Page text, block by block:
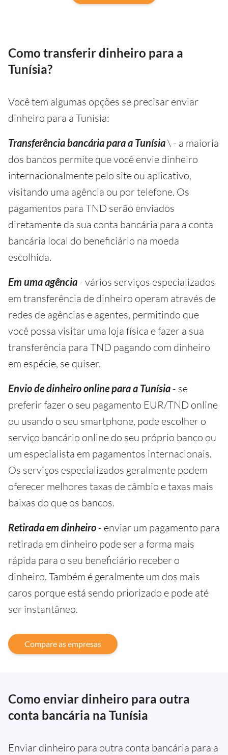
Como transferir dinheiro para a
Tunísia?
Você tem algumas opções se precisar enviar
dinheiro para a Tunísia:
Transferência bancária para a Tunísia\ - a maioria
dos bancos permite que você envie dinheiro
internacionalmente pelo site ou aplicativo,
visitando uma agência ou por telefone. Os
pagamentos para TND serão enviados
diretamente da sua conta bancária para a conta
bancária local do beneficiário na moeda
escolhida.
Em uma agência - vários serviços especializados
em transferência de dinheiro operam através de
redes de agências e agentes, permitindo que
você possa visitar uma loja física e fazer a sua
transferência para TND pagando com dinheiro
em espécie, se quiser.
Envio de dinheiro online para a Tunísia - se
preferir fazer o seu pagamento EUR/TND online
ou usando o seu smartphone, pode escolher o
serviço bancário online do seu próprio banco ou
um especialista em pagamentos internacionais.
Os serviços especializados geralmente podem
oferecer melhores taxas de câmbio e taxas mais
baixas do que os bancos.
Retirada em dinheiro - enviar um pagamento para
retirada em dinheiro pode ser a forma mais
rápida para o seu beneficiário receber o
dinheiro. Também é geralmente um dos mais
caros porque está sendo priorizado e pode até
ser instantâneo.
Compare as empresas
Como enviar dinheiro para outra
conta bancária na Tunísia
Enviar dinheiro para outra conta bancária para a